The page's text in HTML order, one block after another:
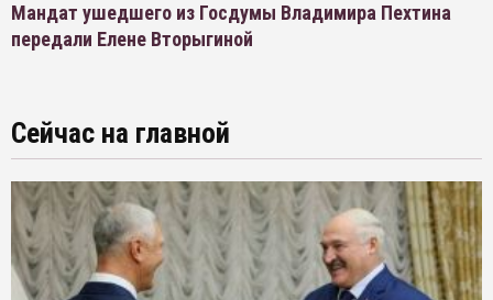
Мандат ушедшего из Госдумы Владимира Пехтина
передали Елене Вторыгиной
Сейчас на главной